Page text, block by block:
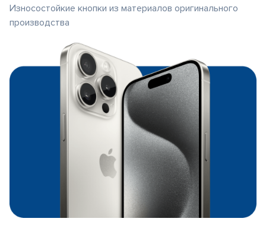
Износостойкие кнопки из материалов оригинального
производства